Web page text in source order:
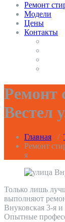
Ремонт
Модели
Цены
Контакты
Ремонт
Вестел
Главная /
Ремонт
я
Только лишь
выполняют
Внуковская 3-я
Опытные